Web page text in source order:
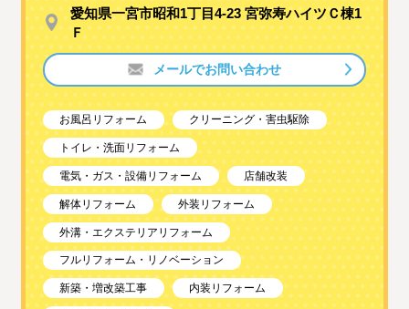
愛知県一宮市昭和1丁目4-23 宮弥寿ハイツＣ棟1
Ｆ
メールでお問い合わせ
お風呂リフォーム クリーニング・害虫駆除
トイレ・洗面リフォーム
電気・ガス・設備リフォーム 店舗改装
解体リフォーム 外装リフォーム
外溝・エクステリアリフォーム
フルリフォーム・リノベーション
新築・増改築工事 内装リフォーム